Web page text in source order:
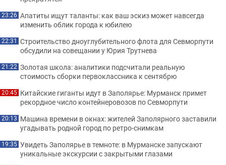
23:26 Апатиты ищут таланты: как ваш эскиз может навсегда
изменить облик города к юбилею
22:31 Строительство дноуглубительного флота для Севморпути
обсудили на совещании у Юрия Трутнева
21:22 Золотая школа: аналитики подсчитали реальную
стоимость сборки первоклассника к сентябрю
20:45 Китайские гиганты идут в Заполярье: Мурманск примет
рекордное число контейнеровозов по Севморпути
20:13 Машина времени в окнах: жителей Заполярного заставили
угадывать родной город по ретро-снимкам
19:35 Увидеть Заполярье в темноте: в Мурманске запускают
уникальные экскурсии с закрытыми глазами